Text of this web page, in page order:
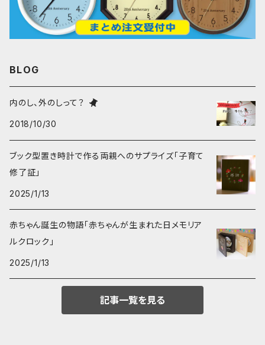
BLOG
内のし、外のしって？
2018/10/30
ブック型置き時計で作る両親へのサプライズ「子育て
修了証」
2025/1/13
赤ちゃん誕生の物語「赤ちゃんが生まれた日メモリア
ルクロック」
2025/1/13
記事一覧を見る